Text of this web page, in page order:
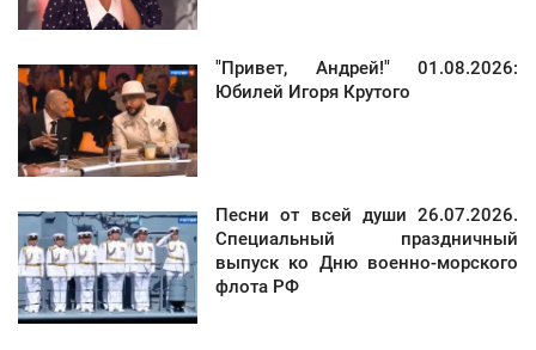
"Привет, Андрей!" 01.08.2026:
Юбилей Игоря Крутого
Песни от всей души 26.07.2026.
Специальный праздничный
выпуск ко Дню военно-морского
флота РФ